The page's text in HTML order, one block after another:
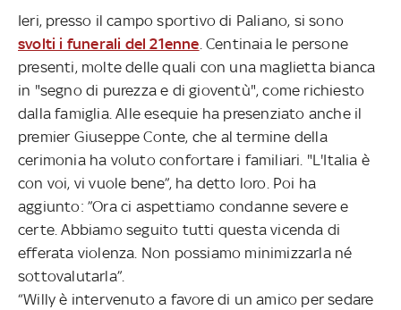
Ieri, presso il campo sportivo di Paliano, si sono
svolti i funerali del 21enne. Centinaia le persone
presenti, molte delle quali con una maglietta bianca
in "segno di purezza e di gioventù", come richiesto
dalla famiglia. Alle esequie ha presenziato anche il
premier Giuseppe Conte, che al termine della
cerimonia ha voluto confortare i familiari. "L'Italia è
con voi, vi vuole bene”, ha detto loro. Poi ha
aggiunto: ”Ora ci aspettiamo condanne severe e
certe. Abbiamo seguito tutti questa vicenda di
efferata violenza. Non possiamo minimizzarla né
sottovalutarla”.
“Willy è intervenuto a favore di un amico per sedare